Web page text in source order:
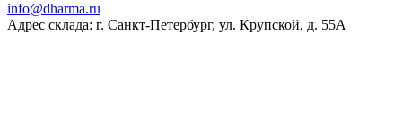
ur.amrahd@ofni
Адрес склада: г. Санкт-Петербург, ул. Крупской, д. 55А